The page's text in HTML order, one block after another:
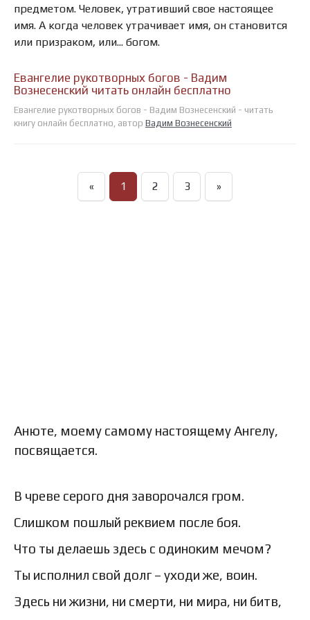
предметом. Человек, утративший свое настоящее
имя. А когда человек утрачивает имя, он становится
или призраком, или... богом.
Евангелие рукотворных богов - Вадим
Вознесенский читать онлайн бесплатно
Евангелие рукотворных богов - Вадим Вознесенский - читать
книгу онлайн бесплатно, автор Вадим Вознесенский
« 1 2 3 »
Анюте, моему самому настоящему Ангелу,
посвящается.
В чреве серого дня заворочался гром.
Слишком пошлый реквием после боя.
Что ты делаешь здесь с одиноким мечом?
Ты исполнил свой долг – уходи же, воин.
Здесь ни жизни, ни смерти, ни мира, ни битв,